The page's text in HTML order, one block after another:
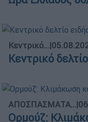
Κεντρικό...|
Κεντρικό
ΑΠΟΣΠΑΣΜΑΤΑ...|
Ορμούζ: